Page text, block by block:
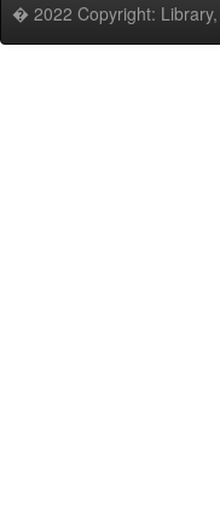
� 2022 Copyright: